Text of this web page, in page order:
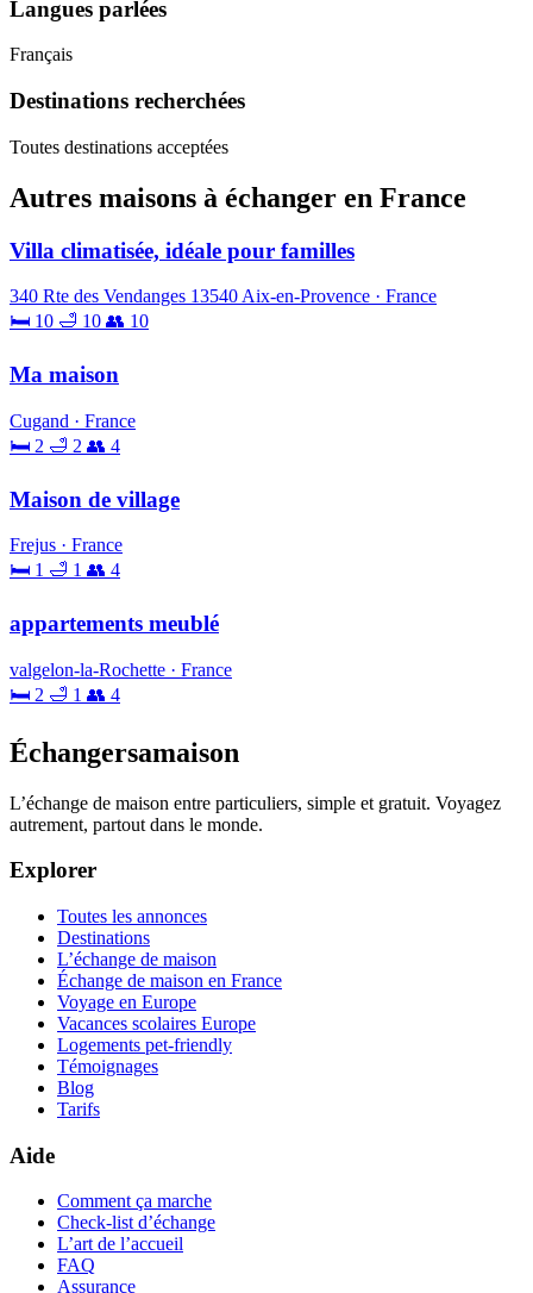
Langues parlées
Français
Destinations recherchées
Toutes destinations acceptées
Autres maisons à échanger en France
Villa climatisée, idéale pour familles
340 Rte des Vendanges 13540 Aix-en-Provence · France
🛏 10 🛁 10 👥 10
Ma maison
Cugand · France
🛏 2 🛁 2 👥 4
Maison de village
Frejus · France
🛏 1 🛁 1 👥 4
appartements meublé
valgelon-la-Rochette · France
🛏 2 🛁 1 👥 4
Échangersamaison
L’échange de maison entre particuliers, simple et gratuit. Voyagez
autrement, partout dans le monde.
Explorer
Toutes les annonces
Destinations
L’échange de maison
Échange de maison en France
Voyage en Europe
Vacances scolaires Europe
Logements pet-friendly
Témoignages
Blog
Tarifs
Aide
Comment ça marche
Check-list d’échange
L’art de l’accueil
FAQ
Assurance